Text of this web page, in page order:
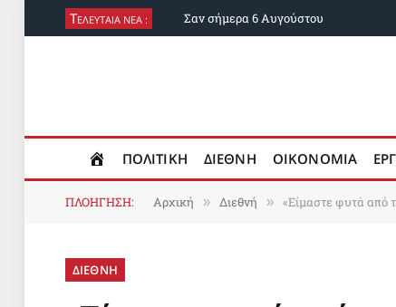
ΤΕΛΕΥΤΑΙΑ ΝΕΑ : Σαν σήμερα 6 Αυγούστου
ΠΟΛΙΤΙΚΗ ΔΙΕΘΝΗ ΟΙΚΟΝΟΜΙΑ
ΠΛΟΗΓΗΣΗ: Αρχική » Διεθνή » «Είμαστε φυτά από
ΔΙΕΘΝΗ